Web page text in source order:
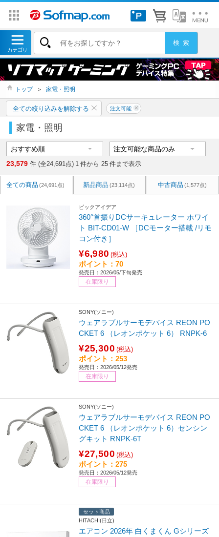
トップ ＞ 家電・照明
全ての絞り込みを解除する 注文可能
家電・照明
23,579 件 (全24,691点) 1 件から 25 件まで表示
全ての商品 (24,691点) 新品商品 (23,114点) 中古商品 (1,577点)
ビックアイデア
360°首振りDCサーキュレーター ホワイ
ト BIT-CD01-W ［DCモーター搭載 /リモ
コン付き］
¥6,980 (税込)
ポイント：70
発売日：2026/05/下旬発売
在庫限り
SONY(ソニー)
ウェアラブルサーモデバイス REON PO
CKET 6 （レオンポケット 6） RNPK-6
¥25,300 (税込)
ポイント：253
発売日：2026/05/12発売
在庫限り
SONY(ソニー)
ウェアラブルサーモデバイス REON PO
CKET 6 （レオンポケット 6）センシン
グキット RNPK-6T
¥27,500 (税込)
ポイント：275
発売日：2026/05/12発売
在庫限り
セット商品
HITACHI(日立)
エアコン 2026年 白くまくん Gシリーズ